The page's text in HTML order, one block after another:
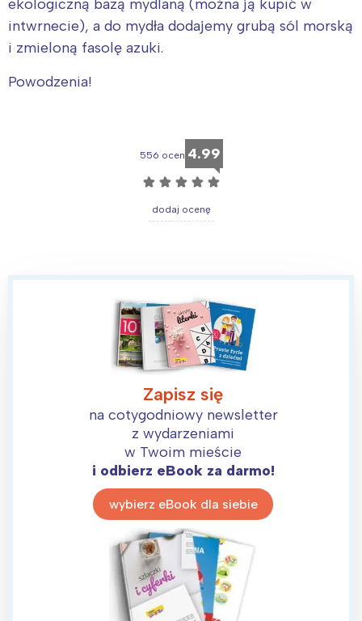
ekologiczną bazą mydlaną (można ją kupić w
intwrnecie), a do mydła dodajemy grubą sól morską
i zmieloną fasolę azuki.
Powodzenia!
556 ocen 4.99
☆ ☆ ☆ ☆ ☆
dodaj ocenę
Zapisz się
na cotygodniowy newsletter
z wydarzeniami
w Twoim mieście
i odbierz eBook za darmo!
wybierz eBook dla siebie
tego regionu:
Kraków
Wybieram